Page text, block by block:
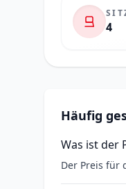
4
Häufig
Was ist der
Der Preis für